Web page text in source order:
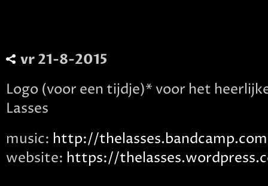
vr 21-8-2015
Logo (voor een tijdje)* voor het
Lasses
music: http://thelasses.bandcamp.com
website: https://